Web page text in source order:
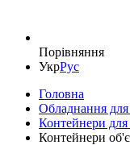
Порівняння
УкрРус
Головна
Обладнання для
Контейнери для
Контейнери